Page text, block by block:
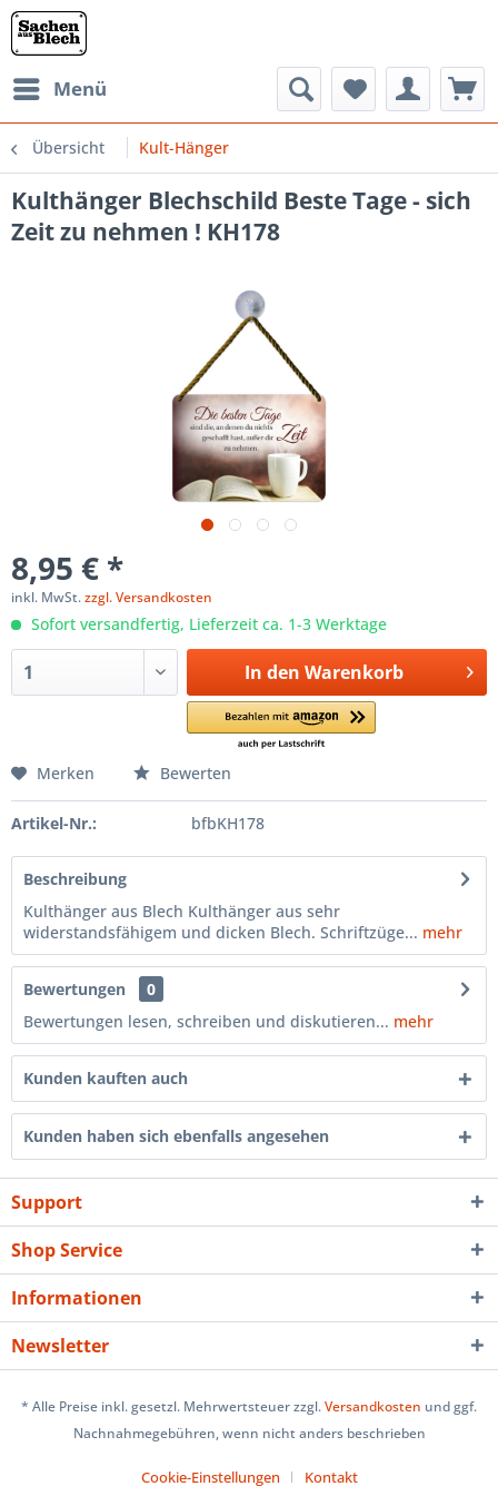
Menü
Übersicht Kult-Hänger
Kulthänger Blechschild Beste Tage - sich
Zeit zu nehmen ! KH178
8,95 € *
inkl. MwSt.zzgl. Versandkosten
Sofort versandfertig, Lieferzeit ca. 1-3 Werktage
In den Warenkorb
Merken Bewerten
Artikel-Nr.: bfbKH178
Beschreibung
Kulthänger aus Blech Kulthänger aus sehr
widerstandsfähigem und dicken Blech. Schriftzüge... mehr
Bewertungen
0
Bewertungen lesen, schreiben und diskutieren... mehr
Kunden kauften auch
Kunden haben sich ebenfalls angesehen
Support
Shop Service
Informationen
Newsletter
* Alle Preise inkl. gesetzl. Mehrwertsteuer zzgl.Versandkosten und ggf.
Nachnahmegebühren, wenn nicht anders beschrieben
Cookie-Einstellungen Kontakt